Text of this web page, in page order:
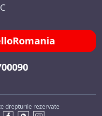
drepturile rezervate